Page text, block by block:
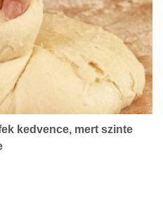
kedvence, mert szinte